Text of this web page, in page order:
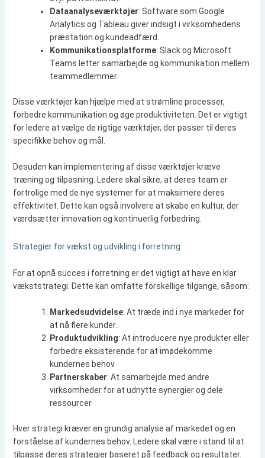
Dataanalyseværktøjer: Software som Google
Analytics og Tableau giver indsigt i virksomhedens
præstation og kundeadfærd.
Kommunikationsplatforme: Slack og Microsoft
Teams letter samarbejde og kommunikation mellem
teammedlemmer.
Disse værktøjer kan hjælpe med at strømline processer,
forbedre kommunikation og øge produktiviteten. Det er vigtigt
for ledere at vælge de rigtige værktøjer, der passer til deres
specifikke behov og mål.
Desuden kan implementering af disse værktøjer kræve
træning og tilpasning. Ledere skal sikre, at deres team er
fortrolige med de nye systemer for at maksimere deres
effektivitet. Dette kan også involvere at skabe en kultur, der
værdsætter innovation og kontinuerlig forbedring.
Strategier for vækst og udvikling i forretning
For at opnå succes i forretning er det vigtigt at have en klar
vækststrategi. Dette kan omfatte forskellige tilgange, såsom:
Markedsudvidelse: At træde ind i nye markeder for
at nå flere kunder.
Produktudvikling: At introducere nye produkter eller
forbedre eksisterende for at imødekomme
kundernes behov.
Partnerskaber: At samarbejde med andre
virksomheder for at udnytte synergier og dele
ressourcer.
Hver strategi kræver en grundig analyse af markedet og en
forståelse af kundernes behov. Ledere skal være i stand til at
tilpasse deres strategier baseret på feedback og resultater.